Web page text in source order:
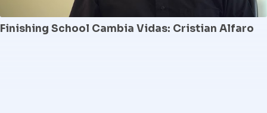
Finishing School Cambia Vidas: Cristian Alfaro